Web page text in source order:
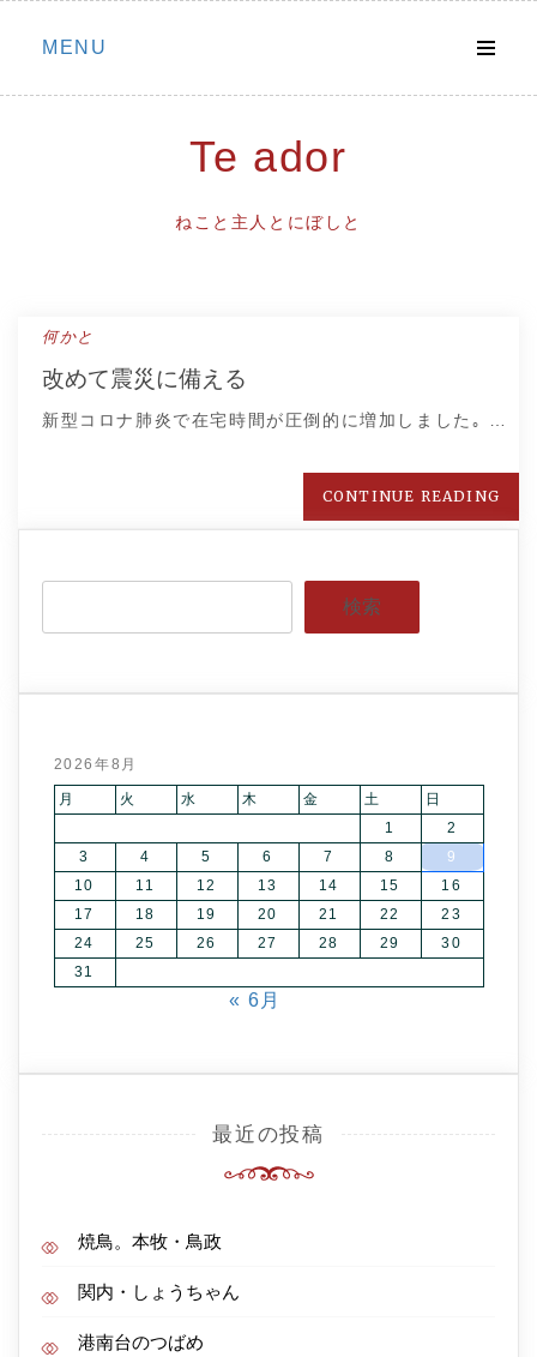
Skip
MENU
Te ador
ねこと主人とにぼしと
何かと
改めて震災に備える
新型コロナ肺炎で在宅時間が圧倒的に増加しました｡ …
CONTINUE READING
検索
2026年8月
月 火 水 木 金 土
日
1
2
3
4 5 6 7 8
9
10
11 12 13 14 15
16
17
18 19 20 21 22
23
24
25 26 27 28 29
30
31
« 6月
最近の投稿
焼鳥。本牧・鳥政
関内・しょうちゃん
港南台のつばめ